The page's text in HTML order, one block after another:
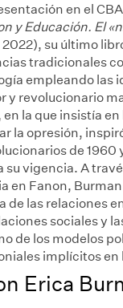
en el
y Educación. El
su último
tradicionales
empleando las
y revolucionario
la que insistía
la opresión,
de 1960
su vigencia. A
en Fanon,
de las relaciones
sociales y
de los modelos
implícitos en
Erica